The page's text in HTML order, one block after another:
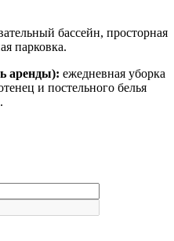
бассейн, просторная
парковка.
аренды): ежедневная уборка
и постельного белья